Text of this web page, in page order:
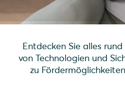
Entdecken Sie alles
von Technologien und
zu